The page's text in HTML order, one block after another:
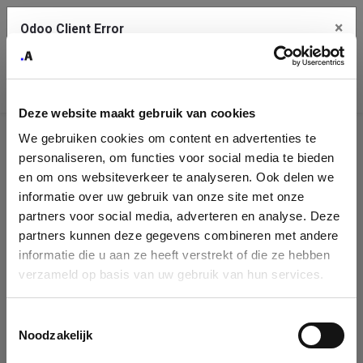
Deze website maakt gebruik van cookies
We gebruiken cookies om content en advertenties te
personaliseren, om functies voor social media te bieden
en om ons websiteverkeer te analyseren. Ook delen we
informatie over uw gebruik van onze site met onze
partners voor social media, adverteren en analyse. Deze
partners kunnen deze gegevens combineren met andere
informatie die u aan ze heeft verstrekt of die ze hebben
verzameld op basis van uw gebruik van hun services.
Noodzakelijk
Company
Identification
Please fill in your company details
You can search a company in our database by name, VAT or
enterprise ID. When a company is selected it will auto-complete the
form. If you don't find your company in our database, you can create
Odoo Client Error ×
service.
See details
Ok